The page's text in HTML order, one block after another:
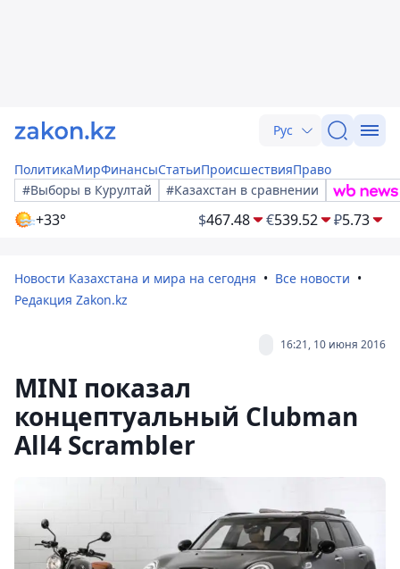
Рус
ПолитикаМирФинансыСтатьиПроисшествияПраво
#Выборы в Курултай
#Казахстан в сравнении
+33° $467.48 €539.52 ₽5.73
Новости Казахстана и мира на сегодня
Все новости
Редакция Zakon.kz
16:21, 10 июня 2016
MINI показал
концептуальный Clubman
All4 Scrambler